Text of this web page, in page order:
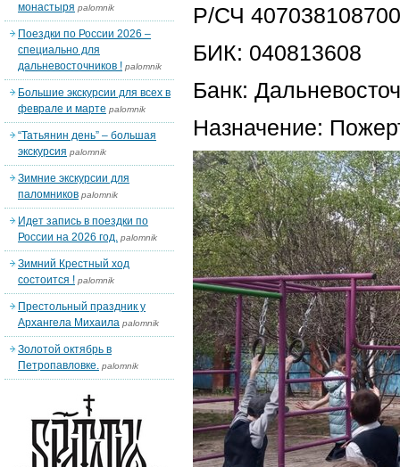
Р/СЧ
БИК: 040813608
Банк:
Назначение:
монастыря palomnik
Поездки по России 2026 –
специально для
дальневосточников ! palomnik
Большие экскурсии для всех в
феврале и марте palomnik
“Татьянин день” – большая
экскурсия palomnik
Зимние экскурсии для
паломников palomnik
Идет запись в поездки по
России на 2026 год. palomnik
Зимний Крестный ход
состоится ! palomnik
Престольный праздник у
Архангела Михаила palomnik
Золотой октябрь в
Петропавловке. palomnik